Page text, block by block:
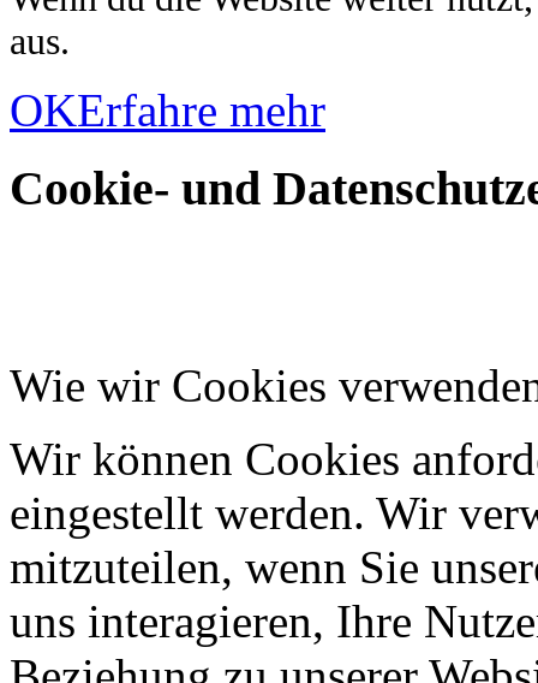
aus.
OKErfahre mehr
Cookie- und
Wie wir Cookies
Wir können Cookies
eingestellt werden. Wir
mitzuteilen, wenn Sie
uns interagieren, Ihre